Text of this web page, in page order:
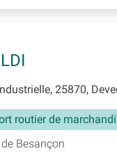
25870,
routier de
Besançon